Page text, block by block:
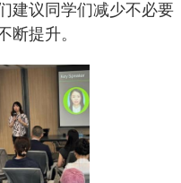
建议同学们减少不必要
断提升。